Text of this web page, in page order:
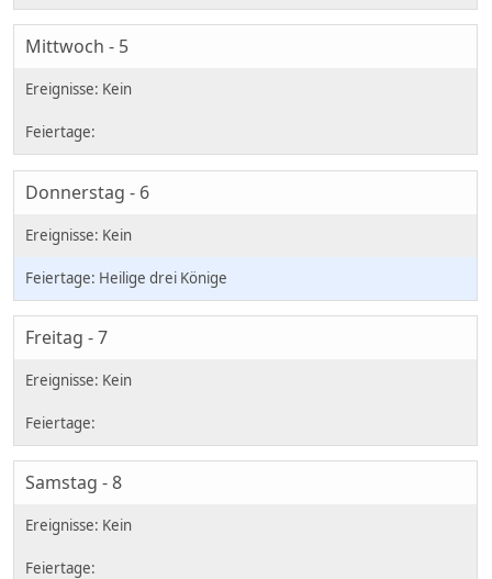
Mittwoch - 5
Donnerstag - 6
Heilige drei Könige
Freitag - 7
Samstag - 8